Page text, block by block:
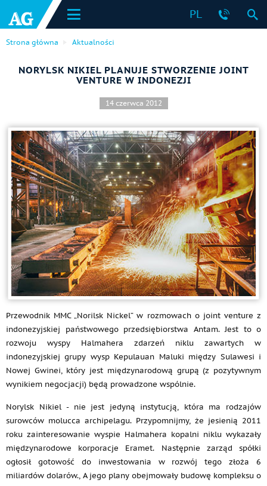
PL
Strona główna Aktualności
NORYLSK NIKIEL PLANUJE STWORZENIE JOINT
VENTURE W INDONEZJI
14 czerwca 2012
Przewodnik MMC „Norilsk Nickel” w rozmowach o joint venture z
indonezyjskiej państwowego przedsiębiorstwa Antam. Jest to o
rozwoju wyspy Halmahera zdarzeń niklu zawartych w
indonezyjskiej grupy wysp Kepulauan Maluki między Sulawesi i
Nowej Gwinei, który jest międzynarodową grupą (z pozytywnym
wynikiem negocjacji) będą prowadzone wspólnie.
Norylsk Nikiel - nie jest jedyną instytucją, która ma rodzajów
surowców molucca archipelagu. Przypomnijmy, że jesienią 2011
roku zainteresowanie wyspie Halmahera kopalni niklu wykazały
międzynarodowe korporacje Eramet. Następnie zarząd spółki
ogłosił gotowość do inwestowania w rozwój tego złoża 6
miliardów dolarów., A jego plany obejmowały budowę kompleksu o